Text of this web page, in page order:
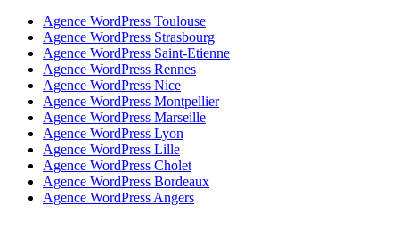
Agence WordPress Toulouse
Agence WordPress Strasbourg
Agence WordPress Saint-Etienne
Agence WordPress Rennes
Agence WordPress Nice
Agence WordPress Montpellier
Agence WordPress Marseille
Agence WordPress Lyon
Agence WordPress Lille
Agence WordPress Cholet
Agence WordPress Bordeaux
Agence WordPress Angers